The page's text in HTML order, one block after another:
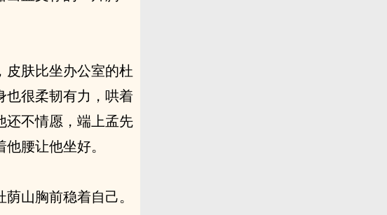
皮肤比坐办公室的杜
也很柔韧有力，哄着
还不情愿，端上孟先
腰让他坐好。
山胸前稳着自己。